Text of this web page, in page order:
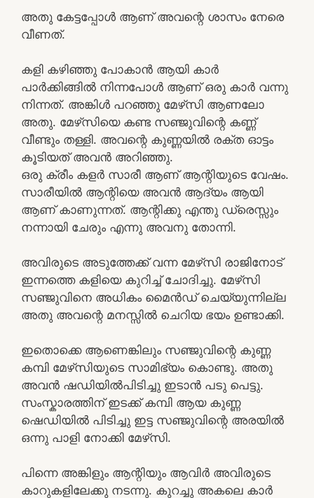
അതു കേട്ടപ്പോൾ ആണ് അവന്റെ ശാസം നേരെ
വീണത്.
കളി കഴിഞ്ഞു പോകാൻ ആയി കാർ
പാർക്കിങ്ങിൽ നിന്നപോൾ ആണ് ഒരു കാർ വന്നു
നിന്നത്. അങ്കിൾ പറഞ്ഞു മേഴ്‌സി ആണലോ
അതു. മേഴ്‌സിയെ കണ്ട സഞ്ജുവിന്റെ കണ്ണ്
വീണ്ടും തള്ളി. അവന്റെ കുണ്ണയിൽ രക്ത ഓട്ടം
കൂടിയത് അവൻ അറിഞ്ഞു.
ഒരു ക്രീം കളർ സാരീ ആണ് ആന്റിയുടെ വേഷം.
സാരീയിൽ ആന്റിയെ അവൻ ആദ്യം ആയി
ആണ് കാണുന്നത്. ആന്റിക്കു എന്തു ഡ്രെസ്സും
നന്നായി ചേരും എന്നു അവനു തോന്നി.
അവിരുടെ അടുത്തേക്ക് വന്ന മേഴ്‌സി രാജിനോട്
ഇന്നത്തെ കളിയെ കുറിച്ച് ചോദിച്ചു. മേഴ്‌സി
സഞ്ജുവിനെ അധികം മൈൻഡ് ചെയ്യുന്നില്ല
അതു അവന്റെ മനസ്സിൽ ചെറിയ ഭയം ഉണ്ടാക്കി.
ഇതൊക്കെ ആണെങ്കിലും സഞ്ജുവിന്റെ കുണ്ണ
കമ്പി മേഴ്‌സിയുടെ സാമിഭ്യം കൊണ്ടു. അതു
അവൻ ഷഡിയിൽപിടിച്ചു ഇടാൻ പടു പെട്ടു.
സംസ്കാരത്തിന് ഇടക്ക് കമ്പി ആയ കുണ്ണ
ഷെഡിയിൽ പിടിച്ചു ഇട്ട സഞ്ജുവിന്റെ അരയിൽ
ഒന്നു പാളി നോക്കി മേഴ്‌സി.
പിന്നെ അങ്കിളും ആന്റിയും ആവിർ അവിരുടെ
കാറുകളിലേക്കു നടന്നു. കുറച്ചു അകലെ കാർ